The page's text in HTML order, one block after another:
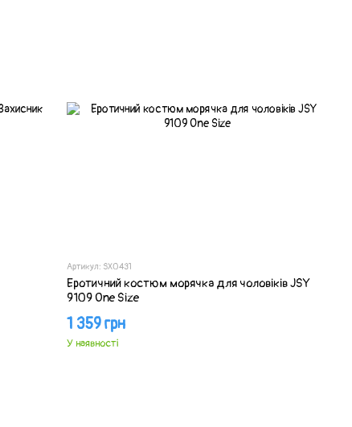
Артикул: SX0431
Еротичний костюм морячка для чоловіків JSY
9109 One Size
1 359 грн
У наявності